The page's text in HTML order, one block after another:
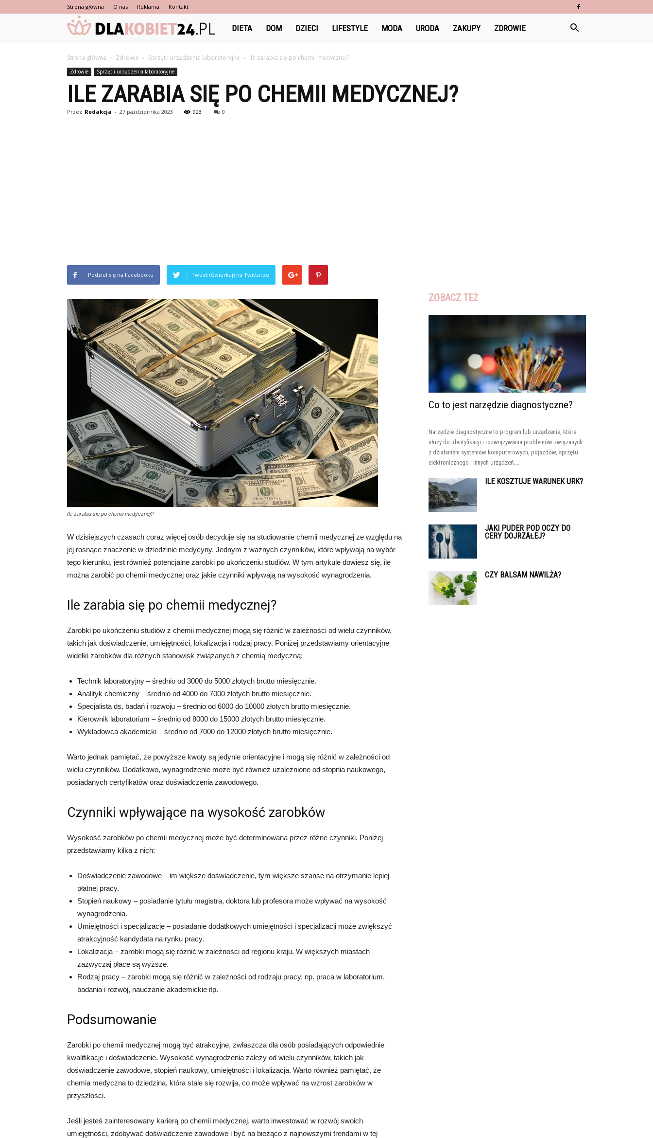
Strona główna O nas Reklama Kontakt
DlaKobiet24.pl
DIETA DOM DZIECI LIFESTYLE MODA URODA ZAKUPY ZDROWIE
Strona główna Zdrowie Sprzęt i urządzenia laboratoryjne Ile zarabia się po chemii medycznej?
Zdrowie Sprzęt i urządzenia laboratoryjne
ILE ZARABIA SIĘ PO CHEMII MEDYCZNEJ?
Przez Redakcja - 27 października 2023 923 0
Podziel się na Facebooku Tweet (Ćwierkaj) na Twitterze
Ile zarabia się po chemii medycznej?
W dzisiejszych czasach coraz więcej osób decyduje się na studiowanie chemii medycznej ze względu na
jej rosnące znaczenie w dziedzinie medycyny. Jednym z ważnych czynników, które wpływają na wybór
tego kierunku, jest również potencjalne zarobki po ukończeniu studiów. W tym artykule dowiesz się, ile
można zarobić po chemii medycznej oraz jakie czynniki wpływają na wysokość wynagrodzenia.
Ile zarabia się po chemii medycznej?
Zarobki po ukończeniu studiów z chemii medycznej mogą się różnić w zależności od wielu czynników,
takich jak doświadczenie, umiejętności, lokalizacja i rodzaj pracy. Poniżej przedstawiamy orientacyjne
widełki zarobków dla różnych stanowisk związanych z chemią medyczną:
Technik laboratoryjny – średnio od 3000 do 5000 złotych brutto miesięcznie.
Analityk chemiczny – średnio od 4000 do 7000 złotych brutto miesięcznie.
Specjalista ds. badań i rozwoju – średnio od 6000 do 10000 złotych brutto miesięcznie.
Kierownik laboratorium – średnio od 8000 do 15000 złotych brutto miesięcznie.
Wykładowca akademicki – średnio od 7000 do 12000 złotych brutto miesięcznie.
Warto jednak pamiętać, że powyższe kwoty są jedynie orientacyjne i mogą się różnić w zależności od
wielu czynników. Dodatkowo, wynagrodzenie może być również uzależnione od stopnia naukowego,
posiadanych certyfikatów oraz doświadczenia zawodowego.
Czynniki wpływające na wysokość zarobków
Wysokość zarobków po chemii medycznej może być determinowana przez różne czynniki. Poniżej
przedstawiamy kilka z nich:
Doświadczenie zawodowe – im większe doświadczenie, tym większe szanse na otrzymanie lepiej
płatnej pracy.
Stopień naukowy – posiadanie tytułu magistra, doktora lub profesora może wpływać na wysokość
wynagrodzenia.
Umiejętności i specjalizacje – posiadanie dodatkowych umiejętności i specjalizacji może zwiększyć
atrakcyjność kandydata na rynku pracy.
Lokalizacja – zarobki mogą się różnić w zależności od regionu kraju. W większych miastach
zazwyczaj płace są wyższe.
Rodzaj pracy – zarobki mogą się różnić w zależności od rodzaju pracy, np. praca w laboratorium,
badania i rozwój, nauczanie akademickie itp.
Podsumowanie
Zarobki po chemii medycznej mogą być atrakcyjne, zwłaszcza dla osób posiadających odpowiednie
kwalifikacje i doświadczenie. Wysokość wynagrodzenia zależy od wielu czynników, takich jak
doświadczenie zawodowe, stopień naukowy, umiejętności i lokalizacja. Warto również pamiętać, że
chemia medyczna to dziedzina, która stale się rozwija, co może wpływać na wzrost zarobków w
przyszłości.
Jeśli jesteś zainteresowany karierą po chemii medycznej, warto inwestować w rozwój swoich
umiejętności, zdobywać doświadczenie zawodowe i być na bieżąco z najnowszymi trendami w tej
ZOBACZ TEŻ
Co to jest narzędzie diagnostyczne?
Narzędzie diagnostyczne to program lub urządzenie, które
służy do identyfikacji i rozwiązywania problemów związanych
z działaniem systemów komputerowych, pojazdów, sprzętu
elektronicznego i innych urządzeń....
ILE KOSZTUJE WARUNEK URK?
JAKI PUDER POD OCZY DO
CERY DOJRZAŁEJ?
CZY BALSAM NAWILŻA?